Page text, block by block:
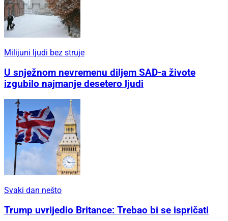
Milijuni ljudi bez struje
U snježnom nevremenu diljem SAD-a živote
izgubilo najmanje desetero ljudi
Svaki dan nešto
Trump uvrijedio Britance: Trebao bi se ispričati